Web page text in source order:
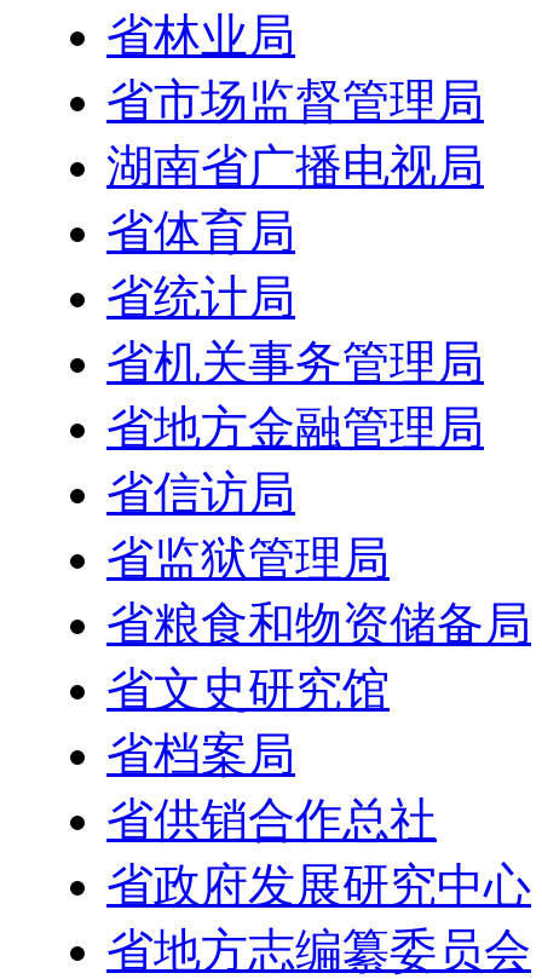
省林业局
省市场监督管理局
湖南省广播电视局
省体育局
省统计局
省机关事务管理局
省地方金融管理局
省信访局
省监狱管理局
省粮食和物资储备局
省文史研究馆
省档案局
省供销合作总社
省政府发展研究中心
省地方志编纂委员会